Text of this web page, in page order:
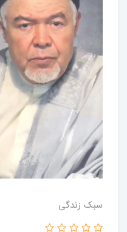
سبک زندگی